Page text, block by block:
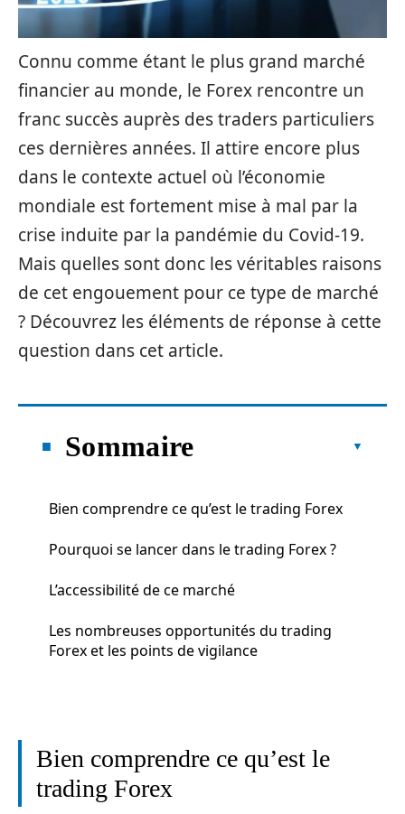
Connu comme étant le plus grand marché
financier au monde, le Forex rencontre un
franc succès auprès des traders particuliers
ces dernières années. Il attire encore plus
dans le contexte actuel où l’économie
mondiale est fortement mise à mal par la
crise induite par la pandémie du Covid-19.
Mais quelles sont donc les véritables raisons
de cet engouement pour ce type de marché
? Découvrez les éléments de réponse à cette
question dans cet article.
Sommaire
Bien comprendre ce qu’est le trading Forex
Pourquoi se lancer dans le trading Forex ?
L’accessibilité de ce marché
Les nombreuses opportunités du trading
Forex et les points de vigilance
Bien comprendre ce qu’est le
trading Forex